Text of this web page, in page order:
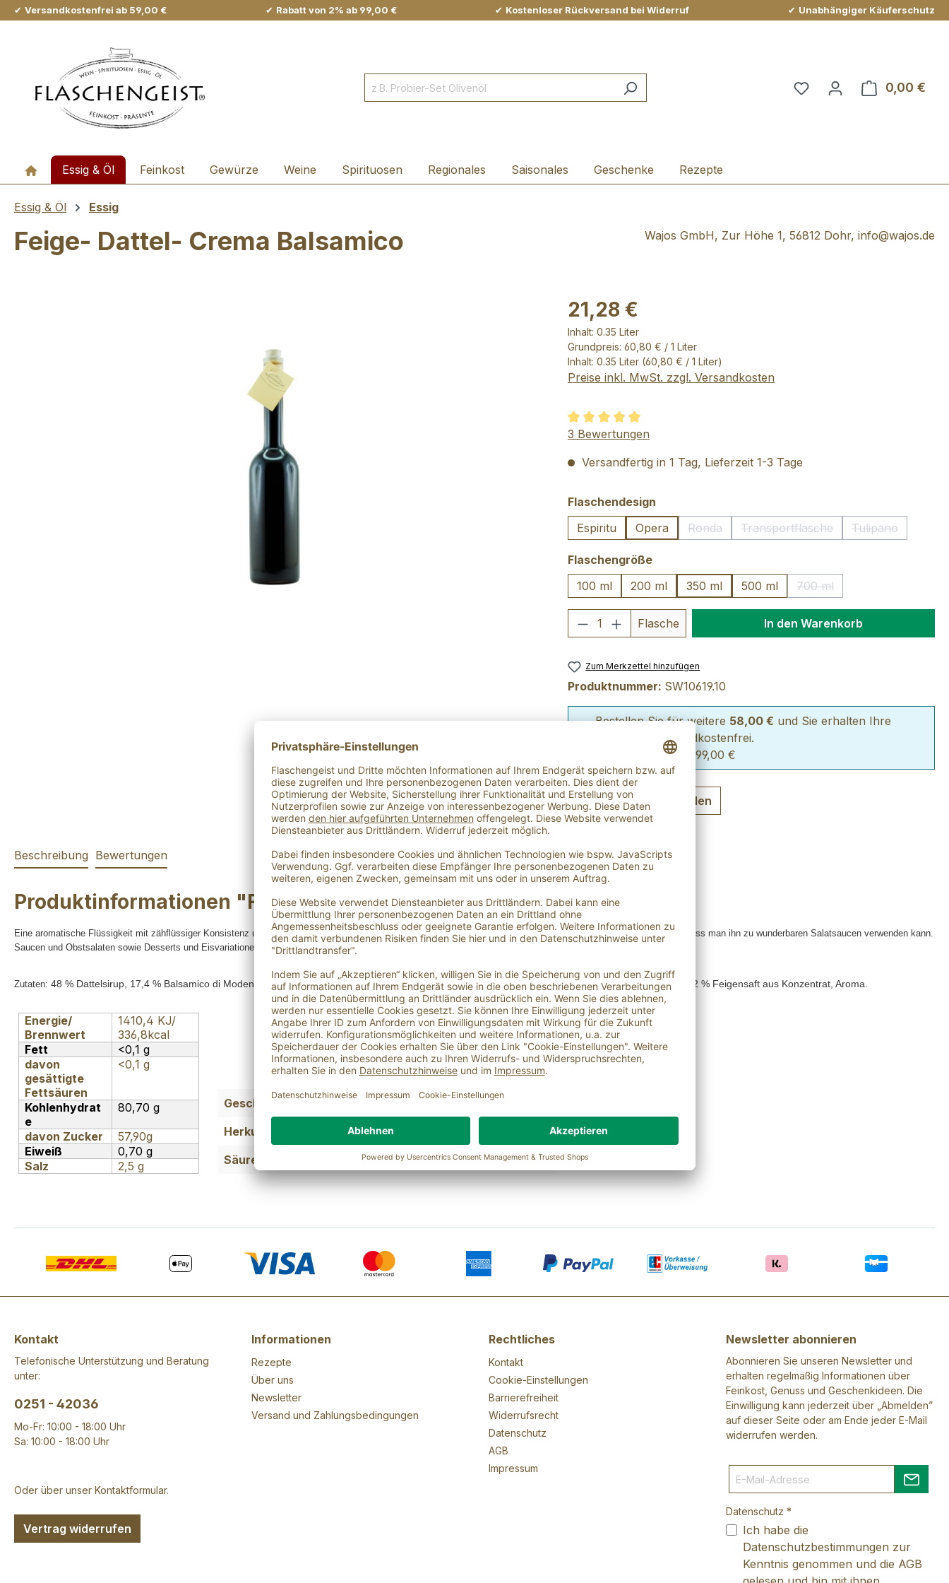
Hauptinhalt springen
Zur Suche springen
Zur Hauptnavigation springen
✔ Versandkostenfrei ab 59,00 € ✔ Rabatt von 2% ab 99,00 € ✔ Kostenloser Rückversand bei Widerruf ✔ Unabhängiger Käuferschutz
Du hast 0 Produkte auf
0,00 €
Essig & Öl Feinkost Gewürze Weine Spirituosen Regionales Saisonales Geschenke Rezepte
Essig & Öl Essig
Feige- Dattel- Crema Balsamico Wajos GmbH, Zur Höhe 1, 56812 Dohr, info@wajos.de
21,28 €
Inhalt: 0.35 Liter
Grundpreis: 60,80 € / 1 Liter
Inhalt: 0.35 Liter (60,80 € / 1 Liter)
Preise inkl. MwSt. zzgl. Versandkosten
Durchschnittliche Bewertung von 5 von 5 Sternen
3 Bewertungen
Versandfertig in 1 Tag, Lieferzeit 1-3 Tage
Flaschendesign
Espiritu
Opera Ronda
(Diese Option ist zurzeit nicht verfügbar.)
Transportflasche
(Diese Option ist zurzeit nicht
Tulipano
(Diese Option
Flaschengrößeauswählen
100 ml
200 ml 350 ml 500 ml 700 ml
(Diese Option ist zurzeit
Produkt Anzahl: Gib den gewünschten Wert
Flasche In den Warenkorb
Zum Merkzettel hinzufügen
Produktnummer: SW10619.10
Bestellen Sie für weitere 58,00 € und Sie erhalten Ihre
Bestellung versandkostenfrei.
Rabatt von 2% ab 99,00 €
Verpackung auswählen
Beschreibung Bewertungen
Produktinformationen "Feige- Dattel- Crema Balsamico"
Eine aromatische Flüssigkeit mit zähflüssiger Konsistenz und fruchtig-säuerlicher Note - so könnte man diesen feinen Essig beschreiben. Dabei so mild und lecker, dass man ihn zu wunderbaren Salatsaucen verwenden kann.
Saucen und Obstsalaten sowie Desserts und Eisvariationen gibt er den letzten Pfiff. Wunderbar auch zu Käse und einem Glas Wein - mit nur 3% Säure.
Zutaten: 48 % Dattelsirup, 17,4 % Balsamico di Modena (Weinessig, Traubenmostkonzentrat) (SULFITE), Zuckerrübensirup, Zucker, Branntweinessig, 5,2 % Feigensaft aus Konzentrat, Aroma.
Energie/
Brennwert
1410,4 KJ/
336,8kcal
Fett
<0,1 g
davon
gesättigte
Fettsäuren
<0,1 g
Kohlenhydrat
e
80,70 g
davon Zucker
57,90g
Eiweiß
0,70 g
Salz
2,5 g
Geschmack:
Herkunftsland:
Säuregehalt:
3%
Kontakt
Telefonische Unterstützung und Beratung
unter:
0251 - 42036
Mo-Fr: 10:00 - 18:00 Uhr
Sa: 10:00 - 18:00 Uhr
Oder über unser Kontaktformular.
Vertrag widerrufen
Informationen
Rezepte
Über uns
Newsletter
Versand und Zahlungsbedingungen
Rechtliches
Kontakt
Cookie-Einstellungen
Barrierefreiheit
Widerrufsrecht
Datenschutz
AGB
Impressum
Newsletter abonnieren
Abonnieren Sie unseren Newsletter und
erhalten regelmäßig Informationen über
Feinkost, Genuss und Geschenkideen. Die
Einwilligung kann jederzeit über „Abmelden”
auf dieser Seite oder am Ende jeder E-Mail
widerrufen werden.
Datenschutz *
Ich habe die
Datenschutzbestimmungen zur
Kenntnis genommen und die AGB